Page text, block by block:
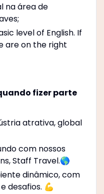
na área de
level of English. If
are on the right
fizer parte
atrativa, global
com nossos
Staff Travel.🌎
dinâmico, com
desafios. 💪